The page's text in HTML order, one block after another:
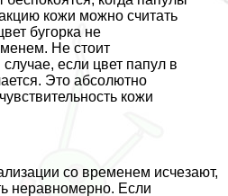
кожи можно считать
бугорка не
Не стоит
если цвет папул в
Это абсолютно
кожи
со временем исчезают,
неравномерно. Если